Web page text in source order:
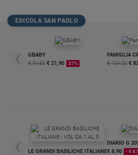
EDICOLA SAN PAOLO
❮
GBABY
€ 34,80 € 21,90 37%
FAMIGLIA
€ 104,00 €
❮
LE GRANDI BASILICHE ITALIANE
DIARIO G
€ 8,90
- €